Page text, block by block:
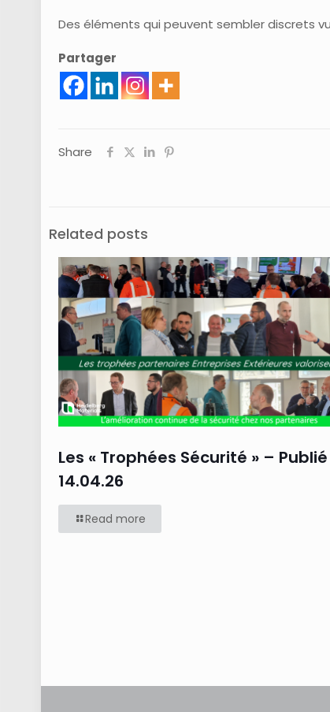
Des éléments qui peuvent sembler discrets
Partager
Share
Related posts
Les « Trophées Sécurité » –
14.04.26
Read more